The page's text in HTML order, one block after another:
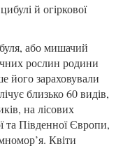
й огіркової
або мишачий
рослин родини
його зараховували
близько 60 видів,
на лісових
та Південної Європи,
Квіти